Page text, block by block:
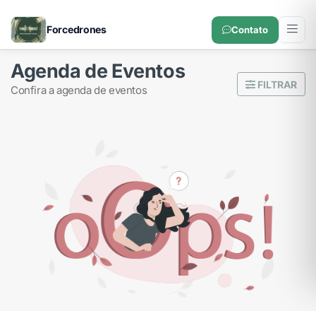
Forcedrones Contato
Agenda de Eventos
confira a agenda de eventos FILTRAR